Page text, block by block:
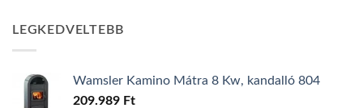
LEGKEDVELTEBB
Wamsler Kamino Mátra 8 Kw, kandalló 804
209.989 Ft